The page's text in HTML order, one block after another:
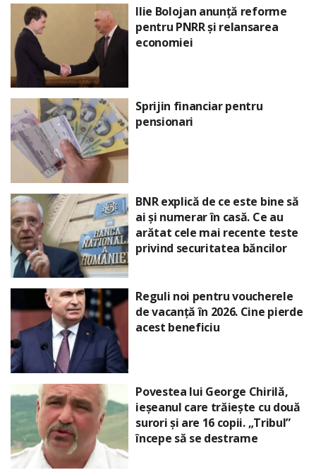
Ilie Bolojan anunță reforme
pentru PNRR și relansarea
economiei
Sprijin financiar pentru
pensionari
BNR explică de ce este bine să
ai și numerar în casă. Ce au
arătat cele mai recente teste
privind securitatea băncilor
Reguli noi pentru voucherele
de vacanță în 2026. Cine pierde
acest beneficiu
Povestea lui George Chirilă,
ieșeanul care trăiește cu două
surori și are 16 copii. „Tribul”
începe să se destrame